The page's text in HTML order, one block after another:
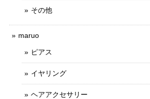
その他
maruo
ピアス
イヤリング
ヘアアクセサリー